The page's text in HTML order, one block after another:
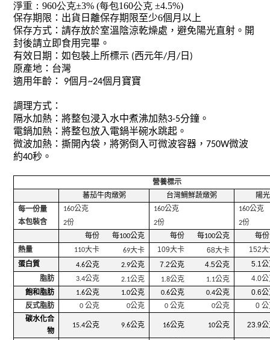
淨重：960公克±3% (每包160公克 ±4.5%)
保存期限：出貨日離保存期限至少6個月以上
保存方式：請存放於室溫陰涼乾燥處，避免陽光直射。開
封後請立即食用完畢。
有效日期：如包裝上所標示 (西元年/月 / 日 )
原產地：台灣
適用年齡：
9個月 ~24個月寶寶
調理方式：
隔水加熱：將整包浸入水中煮沸加熱3-5分鐘。
電鍋加熱：將整包放入電鍋半碗水跳起。
微波加熱：撕開內袋，將粥倒入可微波容器， 750W微波
約40秒。
營養標示
蕃茄牛肉燉粥
台灣鯛鮮蔬燉粥
陽
每一份量
本包裝含
160公克
2份
160公克
2份
160公克
2份
每份
每100公克 每份 每100公克
每份
熱量
110大卡 69大卡 109大卡 68大卡 152
蛋白質
4.6公克 2.9公克 7.2公克 4.5公克 5.1
脂肪
3.4公克 2.1公克 1.8公克 1.1公克 4.0公
飽和脂肪
1.6公克 1.0公克 0.6公克 0.4公克 0.6
反式脂肪
0 公克 0公克 0 公克 0公克 0
碳水化合
物
15.4公克 9.6公克 16公克 10公克 23.9